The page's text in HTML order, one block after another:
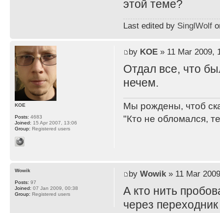
этой теме?
Last edited by SinglWolf
by KOE» 11 Mar 2009,
Отдал все, что
нечем.
Мы рождены, чтоб
"Кто не обломался,
KOE
Posts: 4683
Joined: 15 Apr 2007, 13:06
Group: Registered users
by Wowik» 11 Mar
А кто нить
через
Wowik
Posts: 97
Joined: 07 Jan 2009, 00:38
Group: Registered users